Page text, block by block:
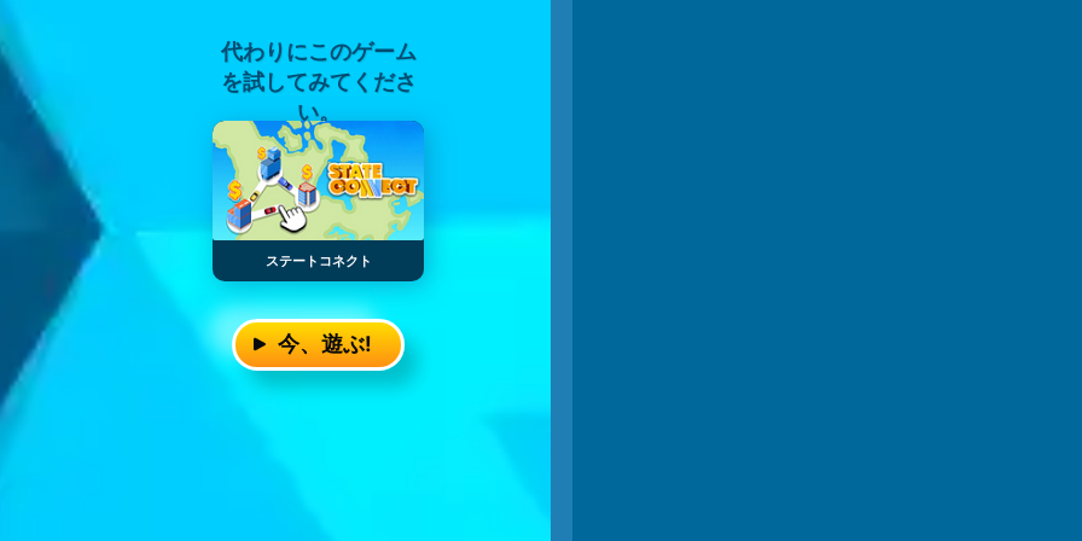
代わりにこのゲーム
を試してみてくださ
い。
ステートコネクト
今、遊ぶ!